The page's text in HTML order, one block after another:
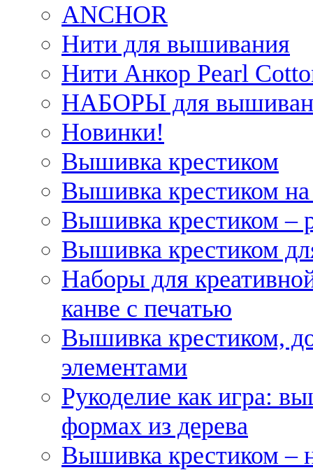
ANCHOR
Нити для вышивания
Нити Анкор Pearl
НАБОРЫ для
Новинки!
Вышивка крестиком
Вышивка крестиком
Вышивка крестиком –
Вышивка крестиком
Наборы для
канве с печатью
Вышивка крестиком,
элементами
Рукоделие как игра:
формах из дерева
Вышивка крестиком –